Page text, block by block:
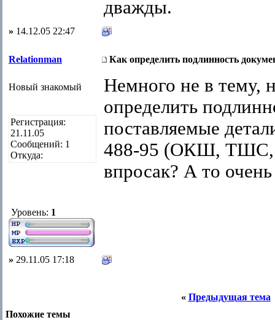
дважды.
» 14.12.05 22:47
Relationman Как определить подлинность
Новый знакомый
Регистрация:
21.11.05
Сообщений: 1
Откуда:
Уровень: 1
Немного не в тему,
определить
поставляемые
488-95 (ОКШ, ТШС,
впросак? А то
» 29.11.05 17:18
« Предыдущая тема
Похожие темы